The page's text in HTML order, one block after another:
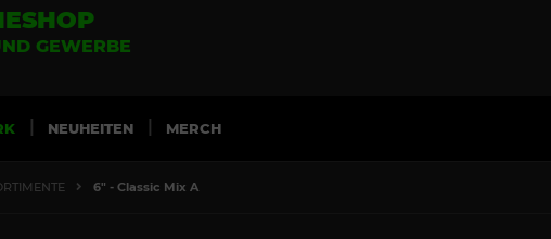
GEWERBE
NEUHEITEN MERCH
6" - Classic Mix A